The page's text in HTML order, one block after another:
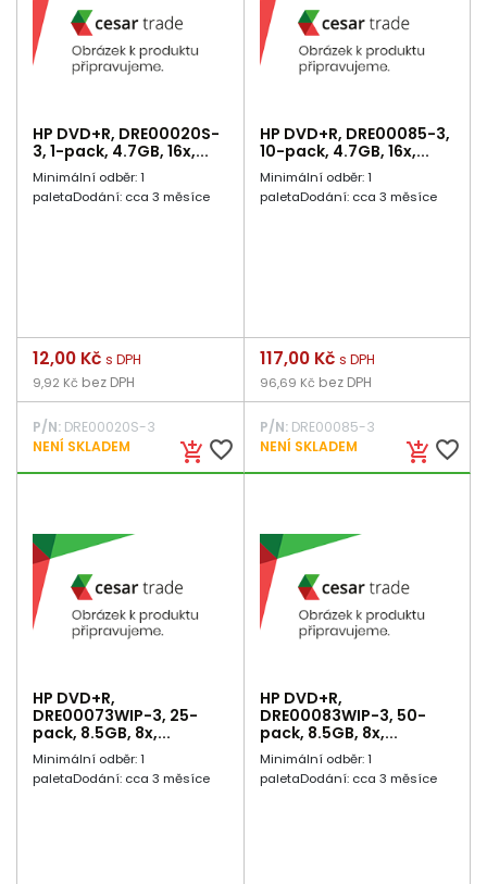
HP DVD+R, DRE00020S-
3, 1-pack, 4.7GB, 16x,...
Minimální odběr: 1
paletaDodání: cca 3 měsíce
add_shopping_cart favorite_border
Cena
12,00 Kč s DPH
9,92 Kč bez DPH
P/N: DRE00020S-3
NENÍ SKLADEM
HP DVD+R, DRE00085-3,
10-pack, 4.7GB, 16x,...
Minimální odběr: 1
paletaDodání: cca 3 měsíce
add_shopping_cart favorite_border
Cena
117,00 Kč s DPH
96,69 Kč bez DPH
P/N:DRE00085-3
NENÍ SKLADEM
HP DVD+R,
DRE00073WIP-3, 25-
pack, 8.5GB, 8x,...
Minimální odběr: 1
paletaDodání: cca 3 měsíce
HP DVD+R,
DRE00083WIP-3, 50-
pack, 8.5GB, 8x,...
Minimální odběr: 1
paletaDodání: cca 3 měsíce